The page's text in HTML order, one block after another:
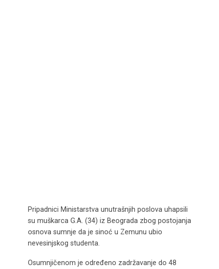
Pripadnici Ministarstva unutrašnjih poslova uhapsili
su muškarca G.A. (34) iz Beograda zbog postojanja
osnova sumnje da je sinoć u Zemunu ubio
nevesinjskog studenta.
Osumnjičenom je određeno zadržavanje do 48